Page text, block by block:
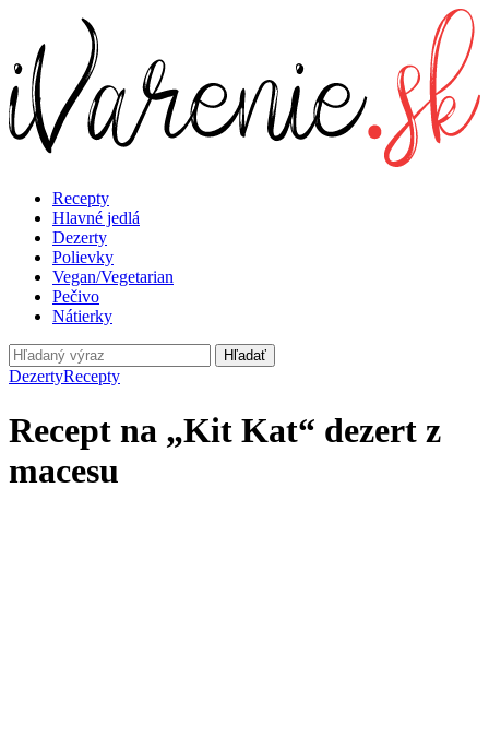
Recepty
Hlavné jedlá
Dezerty
Polievky
Vegan/Vegetarian
Pečivo
Nátierky
Hľadať
DezertyRecepty
Recept na „Kit Kat“ dezert z
macesu